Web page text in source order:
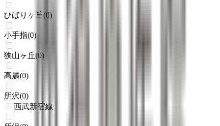
ひばりヶ丘(0)
小手指(0)
狭山ヶ丘(0)
高麗(0)
所沢(0)
西武新宿線